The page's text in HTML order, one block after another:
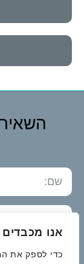
אנו
כדי לספק את